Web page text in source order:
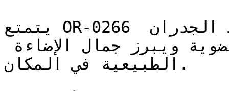
يتمتع OR-0266 بطابع رملي طبيعي يربط الجدران
الطبيعية في المكان.